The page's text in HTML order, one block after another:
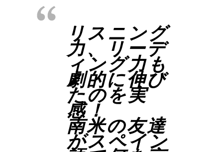
リスニング
力、リーデ
ィング力も
劇的に伸び
たのを実
感！
南米の友達
がスペイン